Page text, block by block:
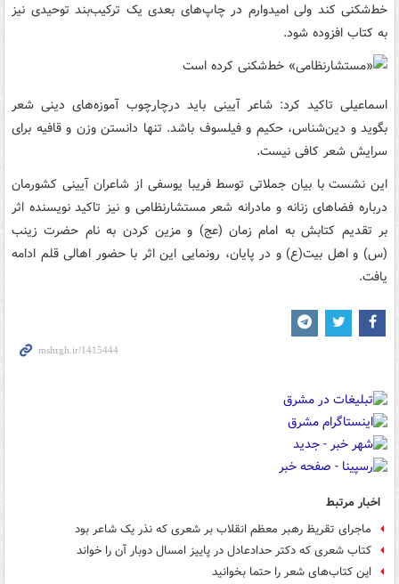
خط‌شکنی کند ولی امیدوارم در چاپ‌های بعدی یک ترکیب‌بند توحیدی نیز
به کتاب افزوده شود.
اسماعیلی تاکید کرد: شاعر آیینی باید درچارچوب آموزه‌های دینی شعر
بگوید و دین‌شناس، حکیم و فیلسوف باشد. تنها دانستن وزن و قافیه برای
سرایش شعر کافی نیست.
این نشست با بیان جملاتی توسط فریبا یوسفی از شاعران آیینی کشورمان
درباره فضاهای زنانه و مادرانه شعر مستشارنظامی و نیز تاکید نویسنده اثر
بر تقدیم کتابش به امام زمان (عج) و مزین کردن به نام حضرت زینب
(س) و اهل بیت(ع) و در پایان، رونمایی این اثر با حضور اهالی قلم ادامه
یافت.
اخبار مرتبط
ماجرای تقریظ رهبر معظم انقلاب بر شعری که نذر یک شاعر بود
کتاب شعری که دکتر حدادعادل در پاییز امسال دوبار آن را خواند
این کتاب‌های شعر را حتما بخوانید